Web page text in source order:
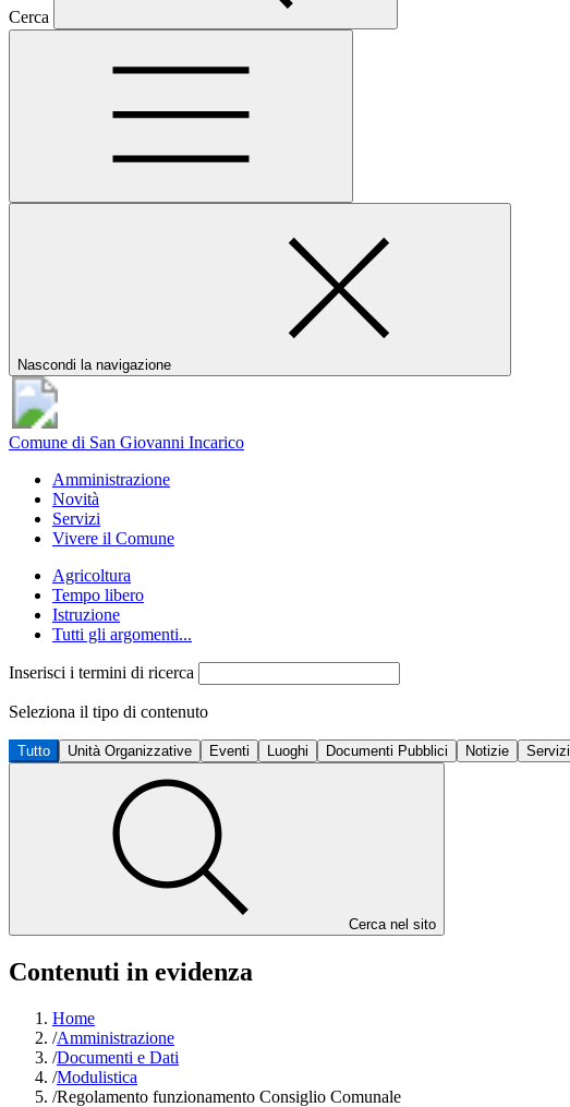
Cerca
Nascondi la navigazione
Comune di San Giovanni Incarico
Amministrazione
Novità
Servizi
Vivere il Comune
Agricoltura
Tempo libero
Istruzione
Tutti gli argomenti...
Inserisci i termini di ricerca
Seleziona il tipo di contenuto
Tutto Unità Organizzative Eventi Luoghi Documenti Pubblici Notizie Servizi
Cerca nel sito
Contenuti in evidenza
Home
/Amministrazione
/Documenti e Dati
/Modulistica
/Regolamento funzionamento Consiglio Comunale